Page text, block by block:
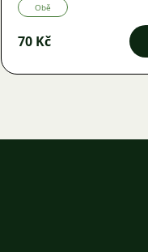
Obě
70 Kč